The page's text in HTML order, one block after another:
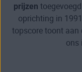
prijzen
oprichting in
topscore toont aan
ons